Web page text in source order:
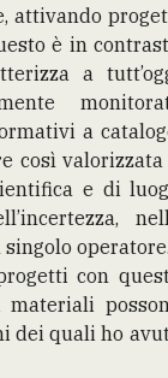
attivando
è in
a
a
così valorizzata
e di
con
dei quali ho